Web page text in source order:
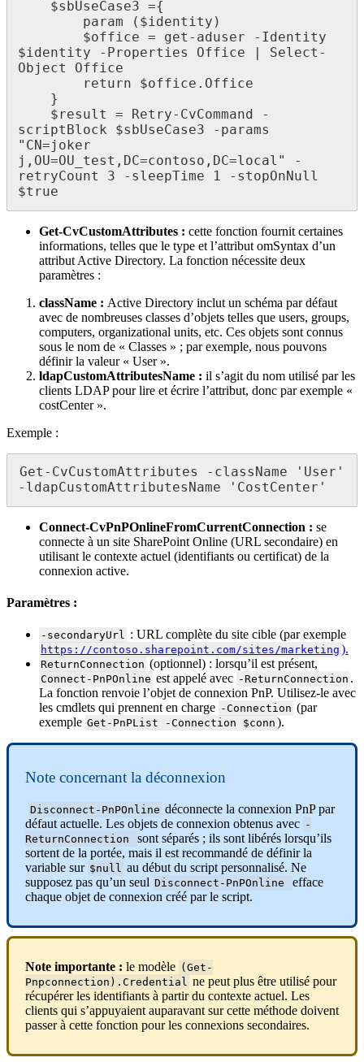
$identity -Properties Office | Select-
Object Office
scriptBlock $sbUseCase3 -params
"CN=joker
j,OU=OU_test,DC=contoso,DC=local" -
retryCount 3 -sleepTime 1 -stopOnNull
$true
Get-CvCustomAttributes : cette fonction fournit certaines
informations, telles que le type et l’attribut omSyntax d’un
attribut Active Directory. La fonction nécessite deux
paramètres :
className : Active Directory inclut un schéma par défaut
avec de nombreuses classes d’objets telles que users, groups,
computers, organizational units, etc. Ces objets sont connus
sous le nom de « Classes » ; par exemple, nous pouvons
définir la valeur « User ».
ldapCustomAttributesName : il s’agit du nom utilisé par les
clients LDAP pour lire et écrire l’attribut, donc par exemple «
costCenter ».
Exemple :
Get-CvCustomAttributes -className 'User'
-ldapCustomAttributesName 'CostCenter'
Connect-CvPnPOnlineFromCurrentConnection : se
connecte à un site SharePoint Online (URL secondaire) en
utilisant le contexte actuel (identifiants ou certificat) de la
connexion active.
Paramètres :
-secondaryUrl : URL complète du site cible (par exemple
https://contoso.sharepoint.com/sites/marketing ).
ReturnConnection (optionnel) : lorsqu’il est présent,
Connect-PnPOnline est appelé avec -ReturnConnection .
La fonction renvoie l’objet de connexion PnP. Utilisez-le avec
les cmdlets qui prennent en charge -Connection (par
exemple Get-PnPList -Connection $conn ).
Note concernant la déconnexion
Disconnect-PnPOnline déconnecte la connexion PnP par
défaut actuelle. Les objets de connexion obtenus avec -
ReturnConnection
sont séparés ; ils sont libérés lorsqu’ils
sortent de la portée, mais il est recommandé de définir la
variable sur $null au début du script personnalisé. Ne
supposez pas qu’un seul Disconnect-PnPOnline
efface
chaque objet de connexion créé par le script.
Note importante : le modèle (Get-
Pnpconnection).Credential ne peut plus être utilisé pour
récupérer les identifiants à partir du contexte actuel. Les
clients qui s’appuyaient auparavant sur cette méthode doivent
passer à cette fonction pour les connexions secondaires.